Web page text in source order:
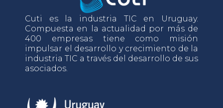
Cuti es la industria TIC en Uruguay.
Compuesta en la actualidad por más de
400 empresas tiene como misión
impulsar el desarrollo y crecimiento de la
industria TIC a través del desarrollo de sus
asociados.